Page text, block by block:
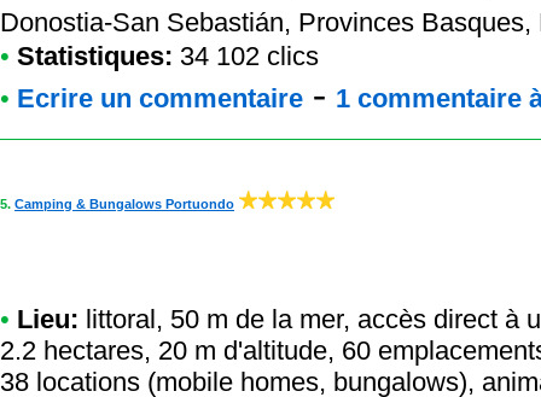
Donostia-San Sebastián, Provinces
• Statistiques: 34 102 clics
• Ecrire un commentaire - 1 commentaire
5. Camping & Bungalows Portuondo
• Lieu: littoral, 50 m de la mer, accès direct à
2.2 hectares, 20 m d'altitude, 60
38 locations (mobile homes, bungalows),